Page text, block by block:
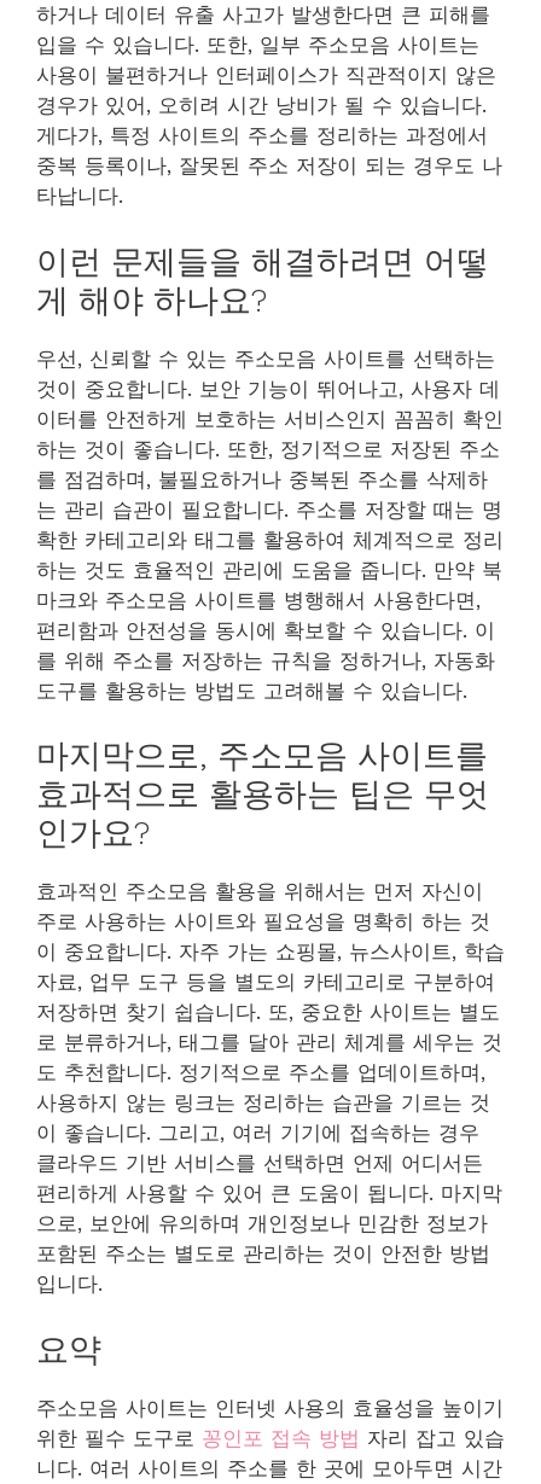
하거나 데이터 유출 사고가 발생한다면 큰 피해를
입을 수 있습니다. 또한, 일부 주소모음 사이트는
사용이 불편하거나 인터페이스가 직관적이지 않은
경우가 있어, 오히려 시간 낭비가 될 수 있습니다.
게다가, 특정 사이트의 주소를 정리하는 과정에서
중복 등록이나, 잘못된 주소 저장이 되는 경우도 나
타납니다.
이런 문제들을 해결하려면 어떻
게 해야 하나요?
우선, 신뢰할 수 있는 주소모음 사이트를 선택하는
것이 중요합니다. 보안 기능이 뛰어나고, 사용자 데
이터를 안전하게 보호하는 서비스인지 꼼꼼히 확인
하는 것이 좋습니다. 또한, 정기적으로 저장된 주소
를 점검하며, 불필요하거나 중복된 주소를 삭제하
는 관리 습관이 필요합니다. 주소를 저장할 때는 명
확한 카테고리와 태그를 활용하여 체계적으로 정리
하는 것도 효율적인 관리에 도움을 줍니다. 만약 북
마크와 주소모음 사이트를 병행해서 사용한다면,
편리함과 안전성을 동시에 확보할 수 있습니다. 이
를 위해 주소를 저장하는 규칙을 정하거나, 자동화
도구를 활용하는 방법도 고려해볼 수 있습니다.
마지막으로, 주소모음 사이트를
효과적으로 활용하는 팁은 무엇
인가요?
효과적인 주소모음 활용을 위해서는 먼저 자신이
주로 사용하는 사이트와 필요성을 명확히 하는 것
이 중요합니다. 자주 가는 쇼핑몰, 뉴스사이트, 학습
자료, 업무 도구 등을 별도의 카테고리로 구분하여
저장하면 찾기 쉽습니다. 또, 중요한 사이트는 별도
로 분류하거나, 태그를 달아 관리 체계를 세우는 것
도 추천합니다. 정기적으로 주소를 업데이트하며,
사용하지 않는 링크는 정리하는 습관을 기르는 것
이 좋습니다. 그리고, 여러 기기에 접속하는 경우
클라우드 기반 서비스를 선택하면 언제 어디서든
편리하게 사용할 수 있어 큰 도움이 됩니다. 마지막
으로, 보안에 유의하며 개인정보나 민감한 정보가
포함된 주소는 별도로 관리하는 것이 안전한 방법
입니다.
요약
주소모음 사이트는 인터넷 사용의 효율성을 높이기
위한 필수 도구로 꽁인포 접속 방법 자리 잡고 있습
니다. 여러 사이트의 주소를 한 곳에 모아두면 시간